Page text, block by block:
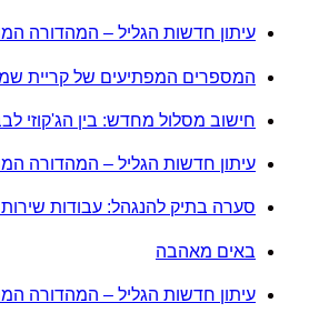
עיתון חדשות הגליל – המהדורה
המספרים המפתיעים של קריית שמונה: למה 600 דורשי עבודה
חישוב מסלול מחדש: בין הג'קוזי
עיתון חדשות הגליל – המהדורה
סערה בתיק להנגהל: עבודות
באים מאהבה
עיתון חדשות הגליל – המהדורה